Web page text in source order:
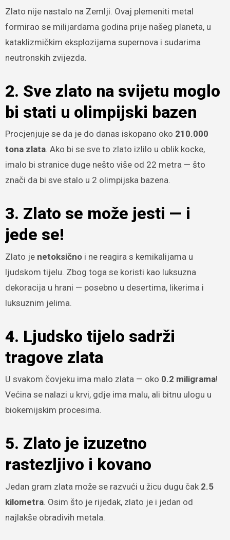
Zlato nije nastalo na Zemlji. Ovaj plemeniti metal
formirao se milijardama godina prije našeg planeta, u
kataklizmičkim eksplozijama supernova i sudarima
neutronskih zvijezda.
2. Sve zlato na svijetu moglo
bi stati u olimpijski bazen
Procjenjuje se da je do danas iskopano oko 210.000
tona zlata. Ako bi se sve to zlato izlilo u oblik kocke,
imalo bi stranice duge nešto više od 22 metra — što
znači da bi sve stalo u 2 olimpijska bazena.
3. Zlato se može jesti — i
jede se!
Zlato je netoksičnoi ne reagira s kemikalijama u
ljudskom tijelu. Zbog toga se koristi kao luksuzna
dekoracija u hrani — posebno u desertima, likerima i
luksuznim jelima.
4. Ljudsko tijelo sadrži
tragove zlata
U svakom čovjeku ima malo zlata — oko 0.2 miligrama!
Većina se nalazi u krvi, gdje ima malu, ali bitnu ulogu u
biokemijskim procesima.
5. Zlato je izuzetno
rastezljivo i kovano
Jedan gram zlata može se razvući u žicu dugu čak 2.5
kilometra. Osim što je rijedak, zlato je i jedan od
najlakše obradivih metala.